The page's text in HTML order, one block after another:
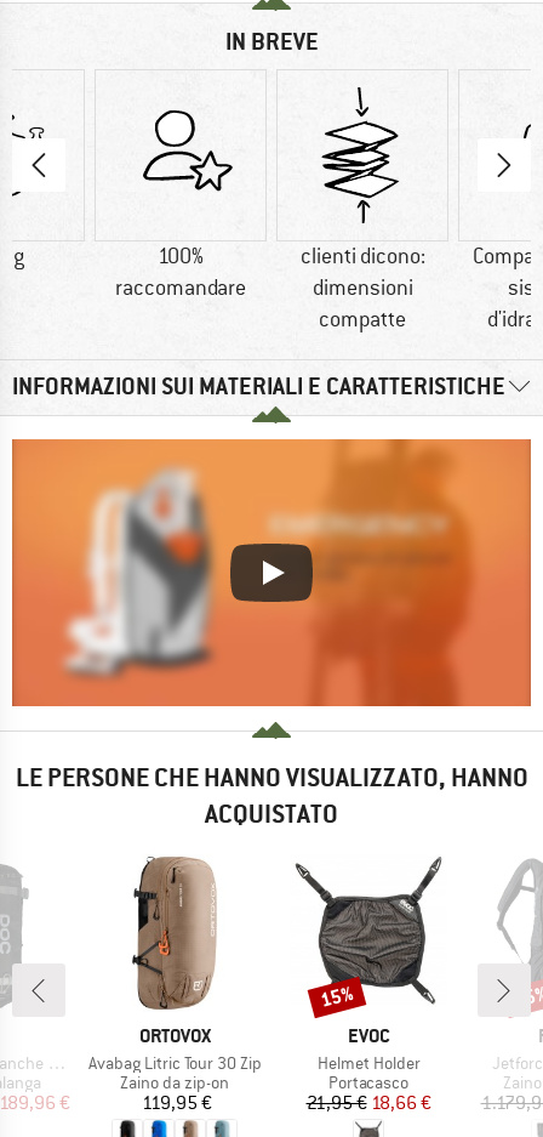
IN BREVE
g
100%
raccomandare
clienti dicono:
dimensioni
compatte
INFORMAZIONI SUI MATERIALI E CARATTERISTICHE
LE PERSONE CHE HANNO VISUALIZZATO, HANNO
ACQUISTATO
ridotto
€
MARCHIO
ORTOVOX
Articolo
Avabag Litric Tour 30 Zip
Gruppo di prodotti
Zaino da zip-on
Prezzo
119,95 €
MARCHIO
EVOC
Articolo
Helmet Holder
Gruppo di prodotti
Portacasco
Prezzo
21,95 €Prezzo ridotto
18,66 €
Sconto
15%
Articolo